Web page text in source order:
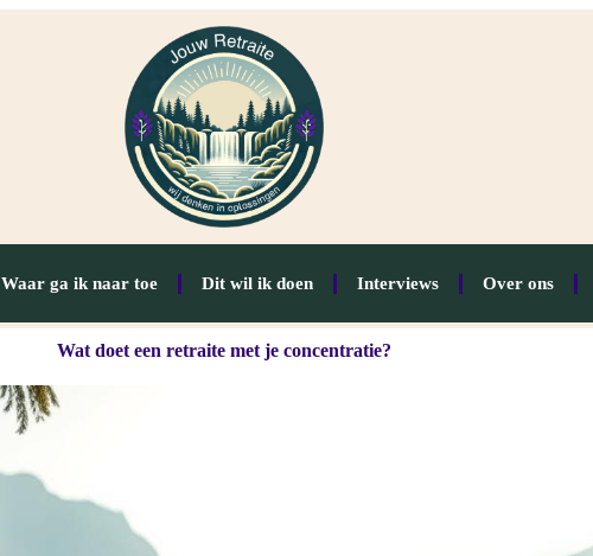
Waar ga ik naar toe Dit wil ik doen Interviews Over ons
Wat doet een retraite met je concentratie?